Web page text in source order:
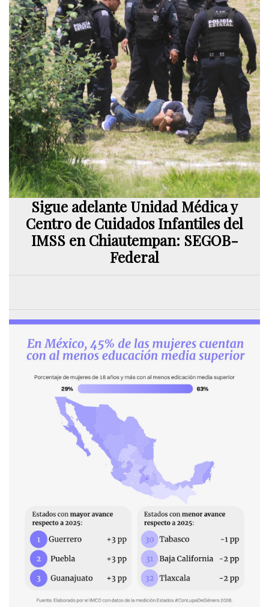
Sigue adelante Unidad Médica y
Centro de Cuidados Infantiles del
IMSS en Chiautempan: SEGOB-
Federal